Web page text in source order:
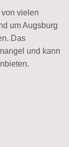
vielen
um Augsburg
Das
und kann